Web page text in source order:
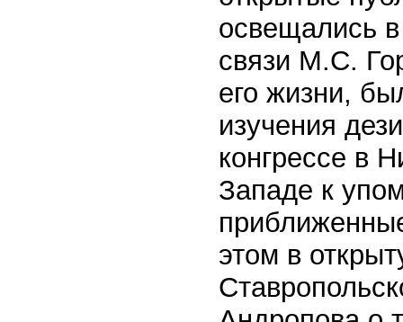
освещались
связи М.С.
его жизни,
изучения
конгрессе в
Западе к
этом в